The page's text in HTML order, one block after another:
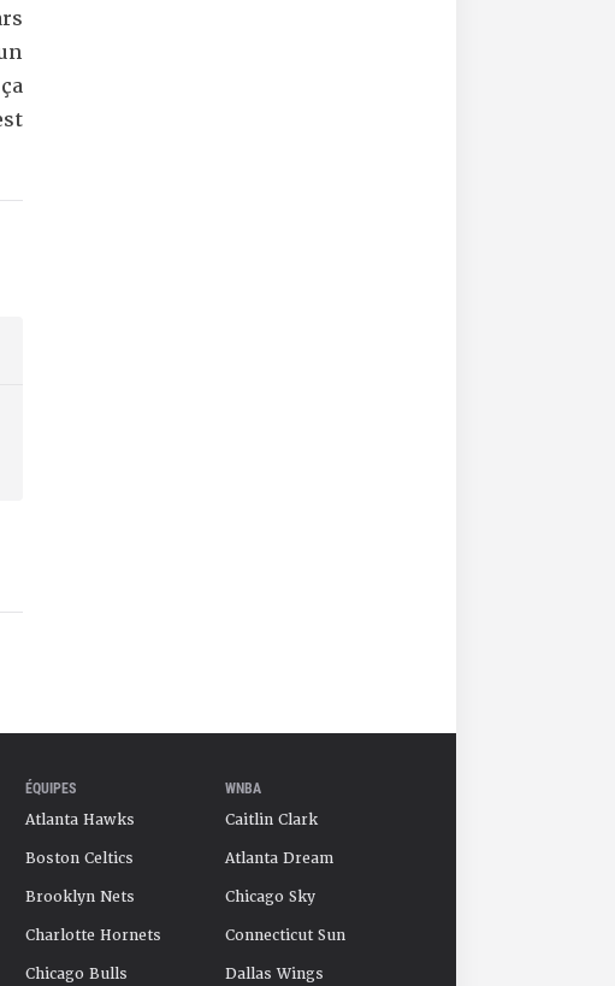
ÉQUIPES
Atlanta Hawks
Boston Celtics
Brooklyn Nets
Charlotte Hornets
Chicago Bulls
WNBA
Caitlin Clark
Atlanta Dream
Chicago Sky
Connecticut Sun
Dallas Wings